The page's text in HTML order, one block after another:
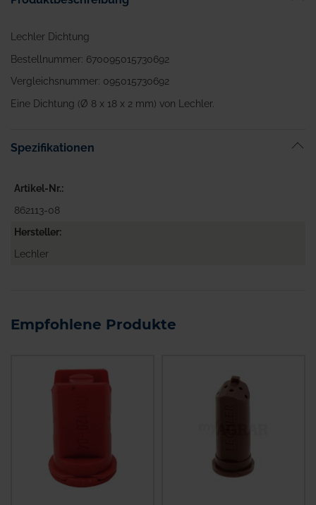
Lechler Dichtung
Bestellnummer: 670095015730692
Vergleichsnummer: 095015730692
Eine Dichtung (Ø 8 x 18 x 2 mm) von Lechler.
Spezifikationen
Artikel-Nr.
862113-08
Hersteller
Lechler
Empfohlene Produkte